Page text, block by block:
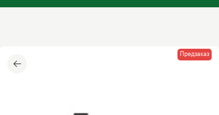
Предзаказ